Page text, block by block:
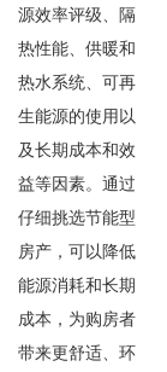
源效率评级、隔
热性能、供暖和
热水系统、可再
生能源的使用以
及长期成本和效
益等因素。通过
仔细挑选节能型
房产，可以降低
能源消耗和长期
成本，为购房者
带来更舒适、环